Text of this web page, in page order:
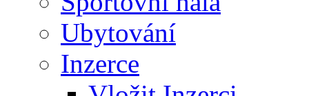
Ubytování
Inzerce